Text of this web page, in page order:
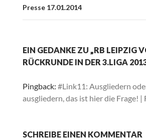
Presse 17.01.2014
EIN GEDANKE ZU „RB LEIPZIG
RÜCKRUNDE IN DER 3.LIGA
Pingback: #Link11: Ausgliedern
ausgliedern, das ist hier die Frage! |
SCHREIBE EINEN KOMMENTAR